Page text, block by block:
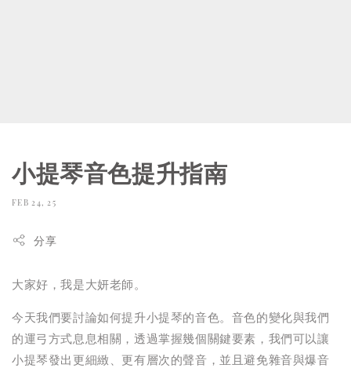
小提琴音色提升指南
FEB 24, 25
分享
大家好，我是大妍老師。
今天我們要討論如何提升小提琴的音色。音色的變化與我們
的運弓方式息息相關，透過掌握幾個關鍵要素，我們可以讓
小提琴發出更細緻、更有層次的聲音，並且避免雜音與爆音